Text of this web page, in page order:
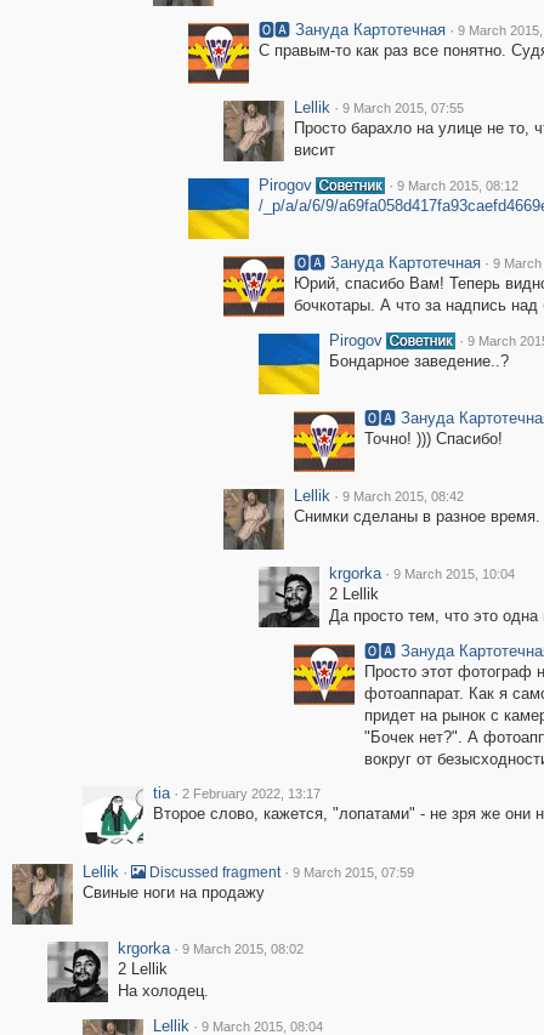
🅾🅰 Зануда Картотечная · 9 March
С правым-то как раз все понятно.
Lellik · 9 March 2015, 07:55
Просто барахло на улице не то,
висит
Pirogov
· 9 March 2015, 08:12
/_p/a/a/6/9/
🅾🅰 Зануда Картотечная · 9 March
Юрий, спасибо Вам! Теперь
бочкотары. А что за надпись
Pirogov
· 9 March
Бондарное заведение..?
🅾🅰 Зануда
Точно! ))) Спасибо!
Lellik · 9 March 2015, 08:42
Снимки сделаны в разное
krgorka · 9 March 2015, 10:04
2 Lellik
Да просто тем, что это
🅾🅰 Зануда
Просто этот фотограф
фотоаппарат. Как я
придет на рынок с
"Бочек нет?". А
вокруг от
tia · 2 February 2022, 13:17
Второе слово, кажется, "лопатами" - не зря же они
Lellik · Discussed fragment · 9 March 2015, 07:59
Свиные ноги на продажу
krgorka · 9 March 2015, 08:02
2 Lellik
На холодец.
Lellik · 9 March 2015, 08:04